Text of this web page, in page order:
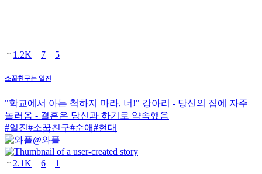
1.2K 7 5
소꿉친구는 일진
"학교에서 아는 척하지 마라, 너!" 강아리 - 당신의 집에 자주
놀러옴 - 결혼은 당신과 하기로 약속했음
#일진#소꿉친구#순애#현대
@와플
2.1K 6 1